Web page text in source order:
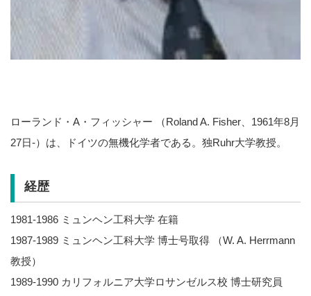
ローランド・A・フィッシャー （Roland A. Fisher、1961年8月
27日-）は、ドイツの無機化学者である。独Ruhr大学教授。
経歴
1981-1986 ミュンヘン工科大学 在籍
1987-1989 ミュンヘン工科大学 博士号取得 （W. A. Herrmann
教授）
1989-1990 カリフォルニア大学ロサンゼルス校 博士研究員